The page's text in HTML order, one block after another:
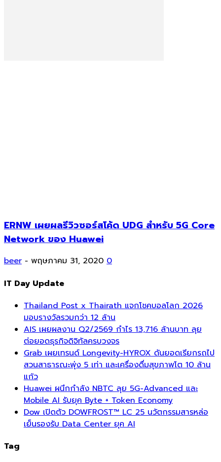
ERNW เผยผลรีวิวซอร์สโค้ด UDG สำหรับ 5G Core
Network ของ Huawei
beer - พฤษภาคม 31, 2020 0
IT Day Update
Thailand Post x Thairath แจกโชคบอลโลก 2026
มอบรางวัลรวมกว่า 12 ล้าน
AIS เผยผลงาน Q2/2569 กำไร 13,716 ล้านบาท ลุย
ต่อยอดธุรกิจดิจิทัลครบวงจร
Grab เผยเทรนด์ Longevity-HYROX ดันยอดเรียกรถไป
สวนสาธารณะพุ่ง 5 เท่า และเครื่องดื่มสุขภาพโต 10 ล้าน
แก้ว
Huawei ผนึกกำลัง NBTC ลุย 5G-Advanced และ
Mobile AI รับยุค Byte + Token Economy
Dow เปิดตัว DOWFROST™ LC 25 นวัตกรรมสารหล่อ
เย็นรองรับ Data Center ยุค AI
Tag